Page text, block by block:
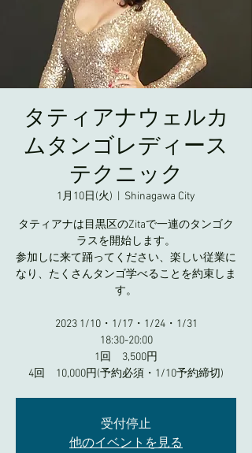
タティアナウェルカ
ムタンゴレディース
テクニック
1月10日(火)
  |
Shinagawa City
タティアナは目黒区のZitaで一連のタンゴク
ラスを開始します。
参加しに来て踊ってください、楽しい従業に
なり、たくさんタンゴ学べることを約束しま
す。
2023 1/10・1/17・1/24・1/31
18:30-20:00
1回 3,500円
受付停止
他のイベントを見る